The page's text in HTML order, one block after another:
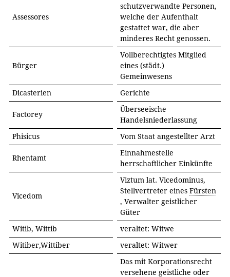
Assessores
schutzverwandte Personen,
welche der Aufenthalt
gestattet war, die aber
minderes Recht genossen.
Bürger
Vollberechtigtes Mitglied
eines (städt.)
Gemeinwesens
Dicasterien
Gerichte
Factorey
Überseeische
Handelsniederlassung
Phisicus
Vom Staat angestellter Arzt
Rhentamt
Einnahmestelle
herrschaftlicher Einkünfte
Vicedom
Viztum lat. Vicedominus,
Stellvertreter eines Fürsten
, Verwalter geistlicher
Güter
Witib, Wittib
veraltet: Witwe
Witiber,Wittiber
veraltet: Witwer
Das mit Korporationsrecht
versehene geistliche oder